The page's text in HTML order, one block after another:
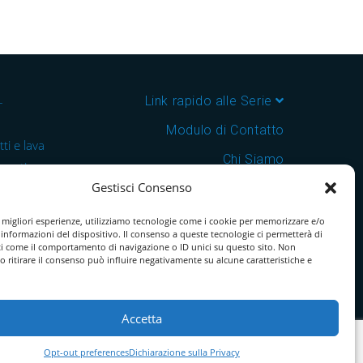
Gestisci Consenso
esperienze, utilizziamo tecnologie come i cookie per memorizzare e/o
informazioni del dispositivo. Il consenso a queste tecnologie ci permetterà di
come il comportamento di navigazione o ID unici su questo sito. Non
ritirare il consenso può influire negativamente su alcune caratteristiche e
Accetta
Opt-out preferencesDichiarazione sulla Privacy
e lava
e
in
Link rapido alle Serie
Modulo di Contatto
Chi Siamo
Download Catalogo PDF
Cookie Policy